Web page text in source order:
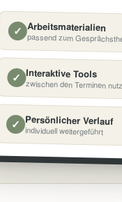
✓ Arbeitsmaterialien
passend zum
✓ Interaktive Tools
zwischen den Terminen
✓ Persönlicher Verlauf
individuell weitergeführt